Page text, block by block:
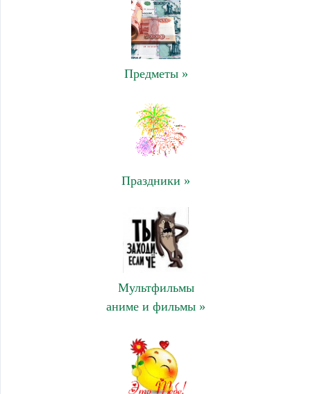
Предметы »
Праздники »
Мультфильмы
аниме и фильмы »